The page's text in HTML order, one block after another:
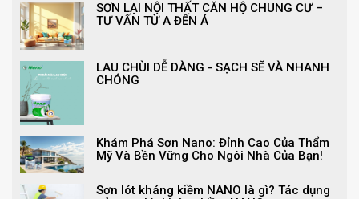
SƠN LẠI NỘI THẤT CĂN HỘ CHUNG CƯ –
TƯ VẤN TỪ A ĐẾN Á
LAU CHÙI DỄ DÀNG - SẠCH SẼ VÀ NHANH
CHÓNG
Khám Phá Sơn Nano: Đỉnh Cao Của Thẩm
Mỹ Và Bền Vững Cho Ngôi Nhà Của Bạn!
Sơn lót kháng kiềm NANO là gì? Tác dụng